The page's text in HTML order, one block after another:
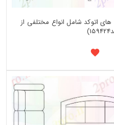
اتوکد شامل انواع مختلفی از